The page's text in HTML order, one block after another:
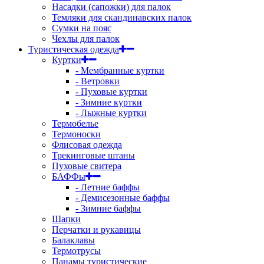
Насадки (сапожки) для палок
Темляки для скандинавских палок
Сумки на пояс
Чехлы для палок
Туристическая одежда
Куртки
- Мембранные куртки
- Ветровки
- Пуховые куртки
- Зимние куртки
- Лыжные куртки
Термобелье
Термоноски
Флисовая одежда
Трекинговые штаны
Пуховые свитера
БАФФы
- Летние баффы
- Демисезонные баффы
- Зимние баффы
Шапки
Перчатки и рукавицы
Балаклавы
Термотрусы
Панамы туристические